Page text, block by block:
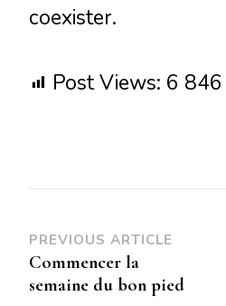
coexister.
Post Views: 6 846
PREVIOUS ARTICLE
Commencer la
semaine du bon pied